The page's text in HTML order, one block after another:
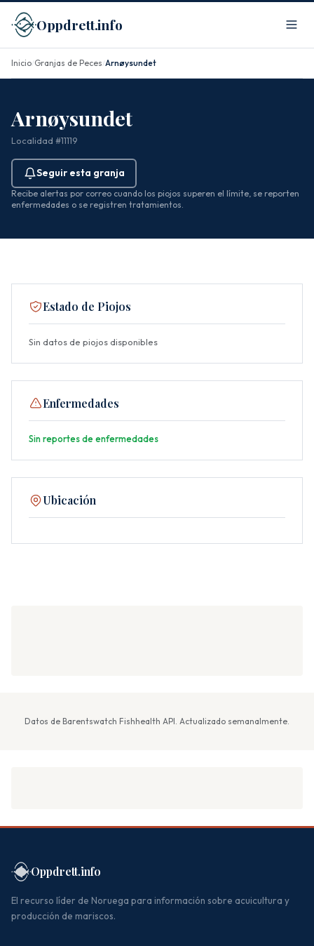
Oppdrett.info
Inicio/Granjas de Peces/Arnøysundet
Arnøysundet
Localidad #11119
Seguir esta granja
Recibe alertas por correo cuando los piojos superen el límite, se reporten
enfermedades o se registren tratamientos.
Estado de Piojos
Sin datos de piojos disponibles
Enfermedades
Sin reportes de enfermedades
Ubicación
Datos de Barentswatch Fishhealth API. Actualizado semanalmente.
Oppdrett.info
El recurso líder de Noruega para información sobre acuicultura y
producción de mariscos.